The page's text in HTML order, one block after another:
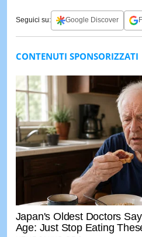
Seguici su: Google Discover